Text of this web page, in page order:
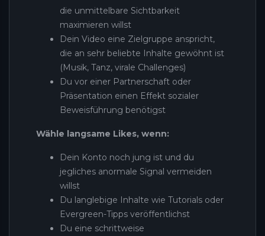
die unmittelbare Sichtbarkeit
maximieren willst
Dein Video eine Zielgruppe anspricht,
die an sehr beliebte Inhalte gewöhnt ist
(Musik, Tanz, virale Challenges)
Du vor einer Partnerschaft oder
Präsentation einen Effekt sozialer
Beweisführung benötigst
Wähle langsame Likes, wenn:
Dein Konto noch jung ist und du
jegliches anormale Signal vermeiden
willst
Du langlebige Inhalte wie Tutorials oder
Evergreen-Tipps veröffentlichst
Du eine schrittweise